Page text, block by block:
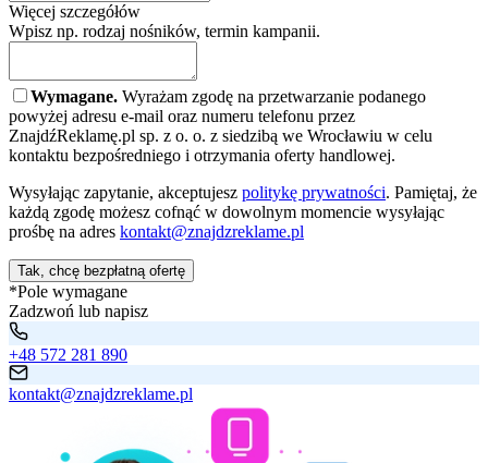
Więcej szczegółów
Wpisz np. rodzaj nośników, termin kampanii.
Wymagane. Wyrażam zgodę na przetwarzanie podanego
powyżej adresu e-mail oraz numeru telefonu przez
ZnajdźReklamę.pl sp. z o. o. z siedzibą we Wrocławiu w celu
kontaktu bezpośredniego i otrzymania oferty handlowej.
Wysyłając zapytanie, akceptujesz politykę prywatności. Pamiętaj, że
każdą zgodę możesz cofnąć w dowolnym momencie wysyłając
prośbę na adres kontakt@znajdzreklame.pl
Tak, chcę bezpłatną ofertę
*Pole wymagane
Zadzwoń lub napisz
+48 572 281 890
kontakt@znajdzreklame.pl